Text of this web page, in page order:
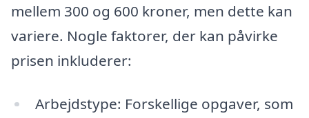
mellem 300 og 600 kroner, men dette kan
variere. Nogle faktorer, der kan påvirke
prisen inkluderer:
Arbejdstype: Forskellige opgaver, som